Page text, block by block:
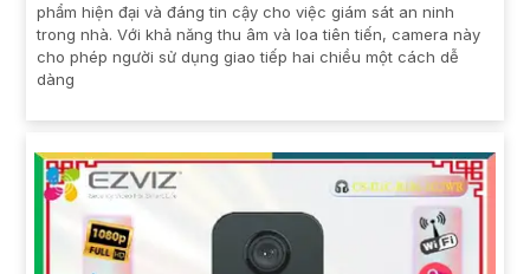
phẩm hiện đại và đáng tin cậy cho việc giám sát an ninh
trong nhà. Với khả năng thu âm và loa tiên tiến, camera này
cho phép người sử dụng giao tiếp hai chiều một cách dễ
dàng